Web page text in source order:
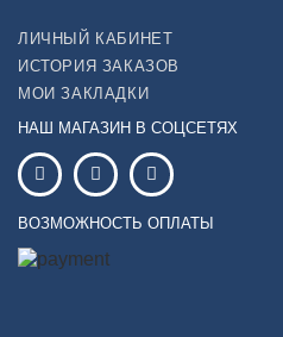
ЛИЧНЫЙ КАБИНЕТ
ИСТОРИЯ ЗАКАЗОВ
МОИ ЗАКЛАДКИ
НАШ МАГАЗИН В СОЦСЕТЯХ
ВОЗМОЖНОСТЬ ОПЛАТЫ